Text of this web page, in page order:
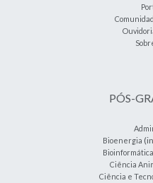
PÓS-
Bioenergia
Bioinformática
Ciência
Ciência e